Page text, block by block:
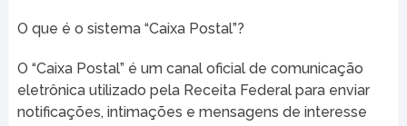
O que é o sistema “Caixa Postal”?
O “Caixa Postal” é um canal oficial de comunicação
eletrônica utilizado pela Receita Federal para enviar
notificações, intimações e mensagens de interesse